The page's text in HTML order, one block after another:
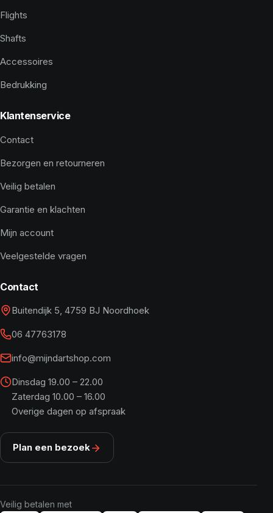
Flights
Shafts
Accessoires
Bedrukking
Klantenservice
Contact
Bezorgen en retourneren
Veilig betalen
Garantie en klachten
Mijn account
Veelgestelde vragen
Contact
Buitendijk 5, 4759 BJ Noordhoek
06 47763178
info@mijndartshop.com
Dinsdag 19.00 – 22.00
Zaterdag 10.00 – 16.00
Overige dagen op afspraak
Plan een bezoek
Veilig betalen met